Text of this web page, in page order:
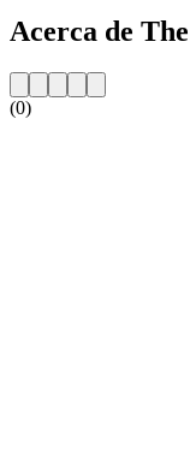
Acerca de
(0)